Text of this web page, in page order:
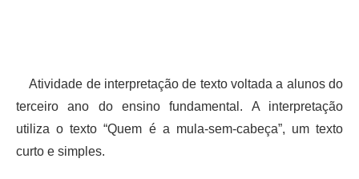
Atividade de interpretação de texto voltada a alunos do
terceiro ano do ensino fundamental. A interpretação
utiliza o texto “Quem é a mula-sem-cabeça”, um texto
curto e simples.